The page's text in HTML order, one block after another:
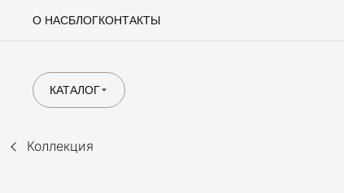
О НАСБЛОГКОНТАКТЫ
КАТАЛОГ
Коллекция